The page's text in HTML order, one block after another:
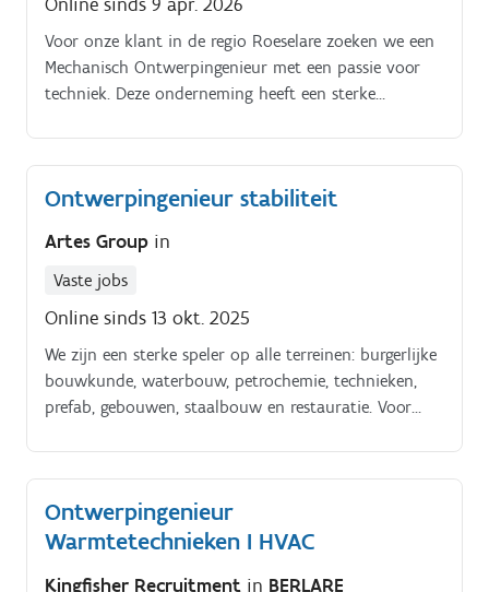
Voor onze klant in de regio Roeselare zoeken we een
Mechanisch Ontwerpingenieur met een passie voor
techniek. Deze onderneming heeft een sterke
van innovatieve installaties op maat, specifiek gericht
op bedrijven in de procesindustrie.
Ontwerpingenieur stabiliteit
Artes Group in
Vaste jobs
Online sinds 13 okt. 2025
We zijn een sterke speler op alle terreinen: burgerlijke
bouwkunde, waterbouw, petrochemie, technieken,
prefab, gebouwen, staalbouw en restauratie. Voor
Ontwerpingenieur
Warmtetechnieken I HVAC
Kingfisher Recruitment in BERLARE